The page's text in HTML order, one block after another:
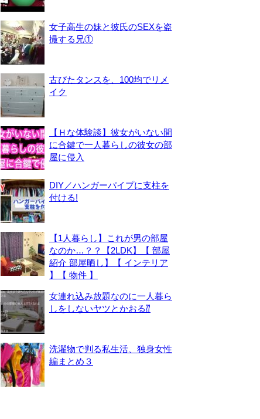
女子高生の妹と彼氏のSEXを盗
撮する兄①
古びたタンスを、100均でリメ
イク
【Ｈな体験談】彼女がいない間
に合鍵で一人暮らしの彼女の部
屋に侵入
DIY／ハンガーパイプに支柱を
付ける!
【1人暮らし】これが男の部屋
なのか…？？【2LDK】【 部屋
紹介 部屋晒し】【 インテリア
】【 物件 】
女連れ込み放題なのに一人暮ら
しをしないヤツとかおる⁇
洗濯物で判る私生活、独身女性
編まとめ３